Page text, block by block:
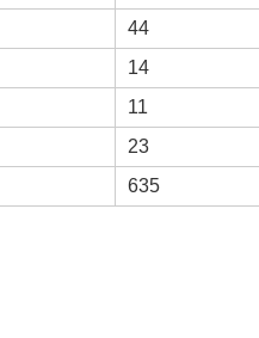
44
14
11
23
635